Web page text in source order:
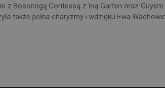
z Bosonogą Contessą z Iną Garten oraz Guyem
także pełna charyzmy i wdzięku Ewa